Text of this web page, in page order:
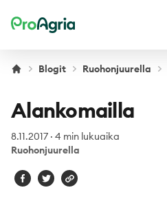
ProAgria
Blogit Ruohonjuurella
Alankomailla
8.11.2017 · 4 min lukuaika
Ruohonjuurella